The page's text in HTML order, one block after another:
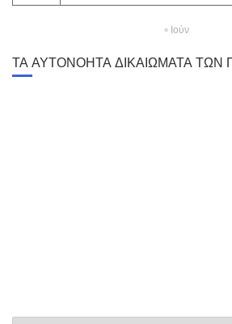
« Ιούν
ΤΑ ΑΥΤΟΝΟΗΤΑ ΔΙΚΑΙΩΜΑΤΑ ΤΩΝ